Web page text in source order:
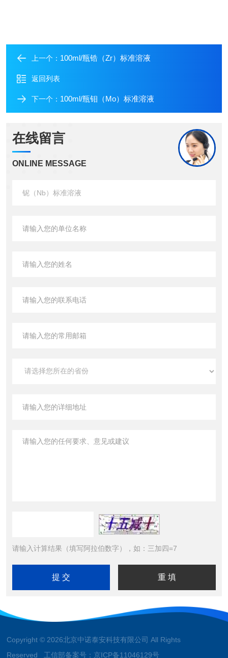
上一个： 100ml/瓶锆（Zr）标准溶液
返回列表
下一个： 100ml/瓶钼（Mo）标准溶液
在线留言
ONLINE MESSAGE
请输入计算结果（填写阿拉伯数字），如：三加四=7
Copyright © 2026北京中诺泰安科技有限公司 All Rights
Reserved 工信部备案号： 京ICP备11046129号